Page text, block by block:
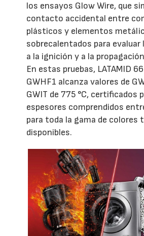
los ensayos Glow Wire, que
contacto accidental entre
plásticos y elementos
sobrecalentados para
a la ignición y a la
En estas pruebas, LATAMID
GWHF1 alcanza valores de
GWIT de 775 °C, certificados
espesores comprendidos
para toda la gama de colores
disponibles.